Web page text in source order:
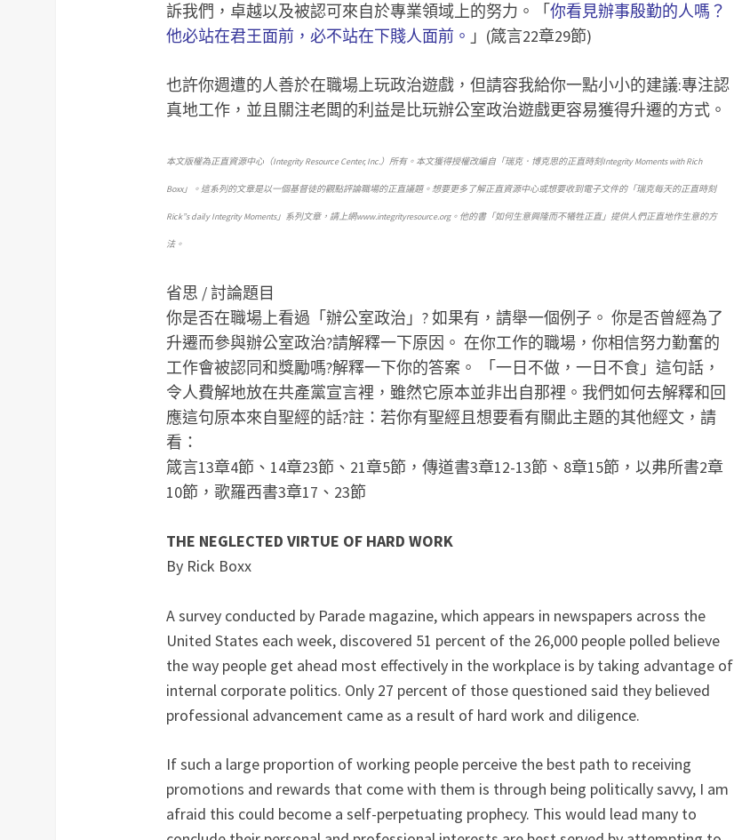
訴我們，卓越以及被認可來自於專業領域上的努力。「你看見辦事殷勤的人嗎？
他必站在君王面前，必不站在下賤人面前。 」(箴言22章29節)
也許你週遭的人善於在職場上玩政治遊戲，但請容我給你一點小小的建議:專注認
真地工作，並且關注老闆的利益是比玩辦公室政治遊戲更容易獲得升遷的方式。
本文版權為正直資源中心（Integrity Resource Center, Inc.）所有。本文獲得授權改編自「瑞克．博克思的正直時刻Integrity Moments with Rich
Boxx」。這系列的文章是以一個基督徒的觀點評論職場的正直議題。想要更多了解正直資源中心或想要收到電子文件的「瑞克每天的正直時刻
Rick”s daily Integrity Moments」系列文章，請上網www.integrityresource.org。他的書「如何生意興隆而不犧牲正直」提供人們正直地作生意的方
法。
省思 / 討論題目
你是否在職場上看過「辦公室政治」? 如果有，請舉一個例子。 你是否曾經為了
升遷而參與辦公室政治?請解釋一下原因。 在你工作的職場，你相信努力勤奮的
工作會被認同和獎勵嗎?解釋一下你的答案。
「一日不做，一日不食」這句話，
令人費解地放在共產黨宣言裡，雖然它原本並非出自那裡。我們如何去解釋和回
應這句原本來自聖經的話?註：若你有聖經且想要看有關此主題的其他經文，請
看：
箴言13章4節、14章23節、21章5節，傳道書3章12-13節、8章15節，以弗所書2章
10節，歌羅西書3章17、23節
THE NEGLECTED VIRTUE OF HARD WORK
By Rick Boxx
A survey conducted by Parade magazine, which appears in newspapers across the
United States each week, discovered 51 percent of the 26,000 people polled believe
the way people get ahead most effectively in the workplace is by taking advantage of
internal corporate politics. Only 27 percent of those questioned said they believed
professional advancement came as a result of hard work and diligence.
If such a large proportion of working people perceive the best path to receiving
promotions and rewards that come with them is through being politically savvy, I am
afraid this could become a self-perpetuating prophecy. This would lead many to